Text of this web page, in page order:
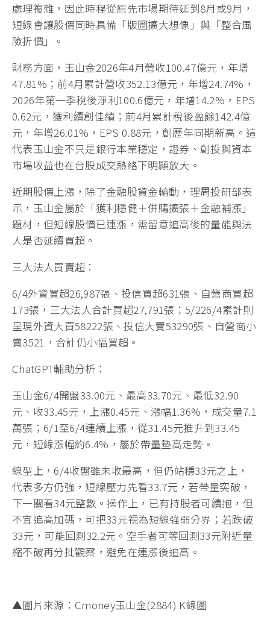
處理複雜，因此時程從原先市場期待延到8月或9月，
短線會讓股價同時具備「版圖擴大想像」與「整合風
險折價」。
財務方面，玉山金2026年4月營收100.47億元，年增
47.81%；前4月累計營收352.13億元，年增24.74%，
2026年第一季稅後淨利100.6億元，年增14.2%，EPS
0.62元，獲利續創佳績；前4月累計稅後盈餘142.4億
元，年增26.01%，EPS 0.88元，創歷年同期新高。這
代表玉山金不只是銀行本業穩定，證券、創投與資本
市場收益也在台股成交熱絡下明顯放大。
近期股價上漲，除了金融股資金輪動，理周投研部表
示，玉山金屬於「獲利穩健＋併購擴張＋金融補漲」
題材，但短線股價已連漲，需留意追高後的量能與法
人是否延續買超。
三大法人買賣超：
6/4外資買超26,987張、投信買超631張、自營商買超
173張，三大法人合計買超27,791張；5/226/4累計則
呈現外資大買58222張、投信大賣53290張、自營商小
賣3521，合計仍小幅買超。
ChatGPT輔助分析：
玉山金6/4開盤33.00元、最高33.70元、最低32.90
元、收33.45元，上漲0.45元、漲幅1.36%，成交量7.1
萬張；6/1至6/4連續上漲，從31.45元推升到33.45
元，短線漲幅約6.4%，屬於帶量墊高走勢。
線型上，6/4收盤雖未收最高，但仍站穩33元之上，
代表多方仍強，短線壓力先看33.7元，若帶量突破，
下一關看34元整數。操作上，已有持股者可續抱，但
不宜追高加碼，可把33元視為短線強弱分界；若跌破
33元，可能回測32.2元。空手者可等回測33元附近量
縮不破再分批觀察，避免在連漲後追高。
▲圖片來源：Cmoney玉山金(2884) K線圖